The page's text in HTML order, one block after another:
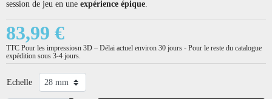
session de jeu en une expérience épique
83,99 €
TTC Pour les impressiosn 3D – Délai actuel environ 30 jours - Pour le reste du catalogue
expédition sous 3-4 jours.
Echelle